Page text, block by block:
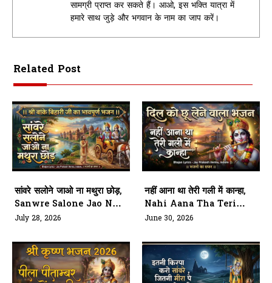
सामग्री प्राप्त कर सकते हैं। आओ, इस भक्ति यात्रा में
हमारे साथ जुड़े और भगवान के नाम का जाप करें।
Related Post
सांवरे सलोने जाओ ना मथुरा छोड़,
Sanwre Salone Jao Naa
Mathura Chhod
July 28, 2026
नहीं आना था तेरी गली में कान्हा,
Nahi Aana Tha Teri
Gali Me Kanha
June 30, 2026